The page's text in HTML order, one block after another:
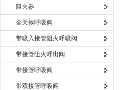
阻火器
全天候呼吸阀
带吸入接管阻火呼吸阀
带接管阻火呼出阀
带接管呼吸阀
带双接管呼吸阀